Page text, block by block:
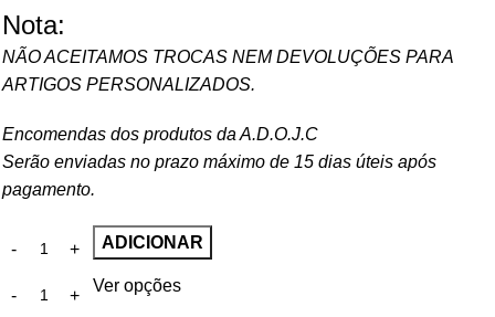
Nota:
NÃO ACEITAMOS TROCAS NEM DEVOLUÇÕES PARA
ARTIGOS PERSONALIZADOS.
Encomendas dos produtos da A.D.O.J.C
Serão enviadas no prazo máximo de 15 dias úteis após
pagamento.
ADICIONAR
Ver opções